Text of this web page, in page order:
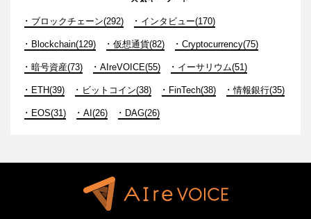
ブロックチェーン(292) インタビュー(170)
Blockchain(129) 仮想通貨(82) Cryptocurrency(75)
暗号資産(73) AIreVOICE(55) イーサリウム(51)
ETH(39) ビットコイン(38) FinTech(38) 情報銀行(35)
EOS(31) AI(26) DAG(26)